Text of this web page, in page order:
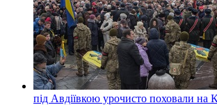
під Авдіївкою урочисто поховали на